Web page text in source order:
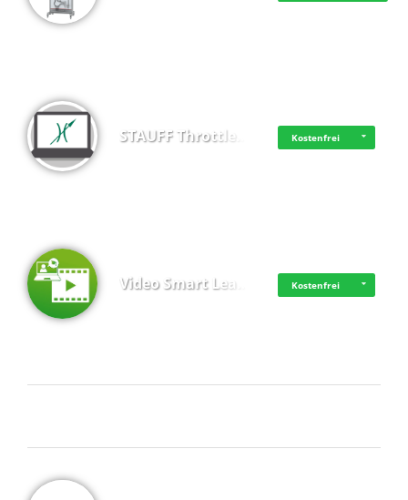
STAUFF Throttle… Kostenfrei
Video Smart Lea… Kostenfrei